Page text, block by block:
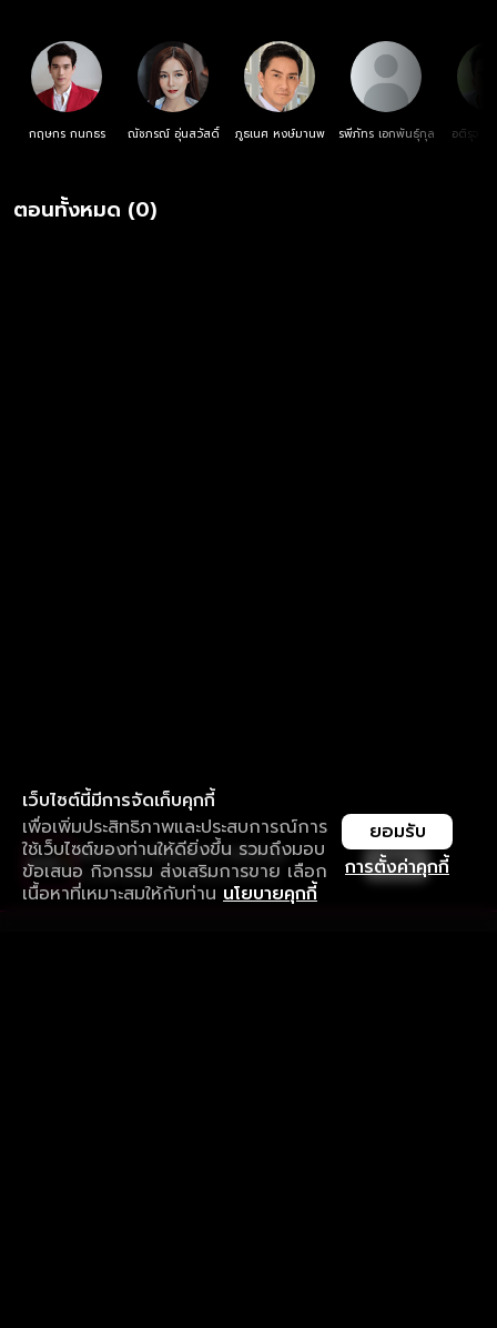
คอยสนับสนุนทุกย่างก้าวในชีวิต จน “ดิน” ได้ก้าวขึ้นเป็น พระเอกยี่เกรูป
งาม ที่ตกเป็นที่หมายปองของสาวหลายคน ติดตามชม ละคร คู่พระคู่นาง
ตอนใหม่ล่าสุด ทุกวันพุธ-พฤหัสบดี เวลา 20:30 น. ทางช่องวัน 31 ดู
ย้อนหลัง ละคร คู่พระคู่นาง ครบทุกตอน ฟรี! ที่แรก ที่เดียว ทางเว็บไซต์
และแอปฯ oneD.net
กฤษกร กนกธร ณัชภรณ์ อุ่นสวัสดิ์ ภูธเนศ หงษ์มานพ รพีภัทร เอกพันธุ์กุล อติรุจ สิ
ตอนทั้งหมด (0)
เว็บไซต์นี้มีการจัดเก็บคุกกี้
เพื่อเพิ่มประสิทธิภาพและประสบการณ์การ
ใช้เว็บไซต์ของท่านให้ดียิ่งขึ้น รวมถึงมอบ
ข้อเสนอ กิจกรรม ส่งเสริมการขาย เลือก
เนื้อหาที่เหมาะสมให้กับท่าน นโยบายคุกกี้
การตั้งค่าคุกกี้
ยอมรับ
ใช้งานแอป ลื่นไหลกว่า ไม่มีสะดุด
ดาวน์โหลดแอปเพื่อการรับชมที่ดีกว่า เปิด